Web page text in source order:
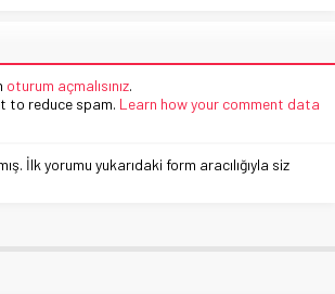
oturum açmalısınız.
to reduce spam. Learn how your comment data
İlk yorumu yukarıdaki form aracılığıyla siz